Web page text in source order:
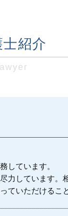
雇
効 裁判
ラ 相談
割
紹介
しています。
しています。
いただけるこ